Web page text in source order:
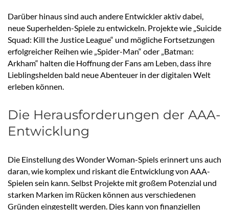
Darüber hinaus sind auch andere Entwickler aktiv dabei,
neue Superhelden-Spiele zu entwickeln. Projekte wie „Suicide
Squad: Kill the Justice League“ und mögliche Fortsetzungen
erfolgreicher Reihen wie „Spider-Man“ oder „Batman:
Arkham“ halten die Hoffnung der Fans am Leben, dass ihre
Lieblingshelden bald neue Abenteuer in der digitalen Welt
erleben können.
Die Herausforderungen der AAA-
Entwicklung
Die Einstellung des Wonder Woman-Spiels erinnert uns auch
daran, wie komplex und riskant die Entwicklung von AAA-
Spielen sein kann. Selbst Projekte mit großem Potenzial und
starken Marken im Rücken können aus verschiedenen
Gründen eingestellt werden. Dies kann von finanziellen